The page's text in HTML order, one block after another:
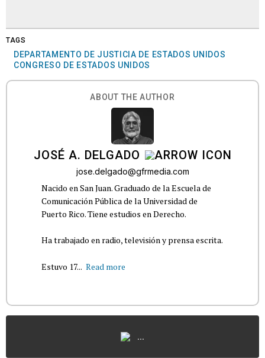
TAGS
DEPARTAMENTO DE JUSTICIA DE ESTADOS UNIDOS
CONGRESO DE ESTADOS UNIDOS
ABOUT THE AUTHOR
JOSÉ A. DELGADO
jose.delgado@gfrmedia.com
Nacido en San Juan. Graduado de la Escuela de
Comunicación Pública de la Universidad de
Puerto Rico. Tiene estudios en Derecho.
Ha trabajado en radio, televisión y prensa escrita.
Estuvo 17... Read more
...